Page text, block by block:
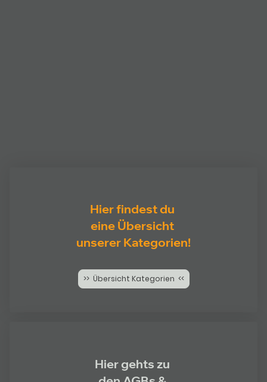
Hier findest du
eine Übersicht
unserer Kategorien!
>> Übersicht Kategorien <<
Hier gehts zu